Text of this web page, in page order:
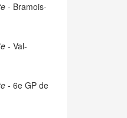
Oberland) s'est imposé ce
disput...
- Bramois-
- Val-
- 6e GP de